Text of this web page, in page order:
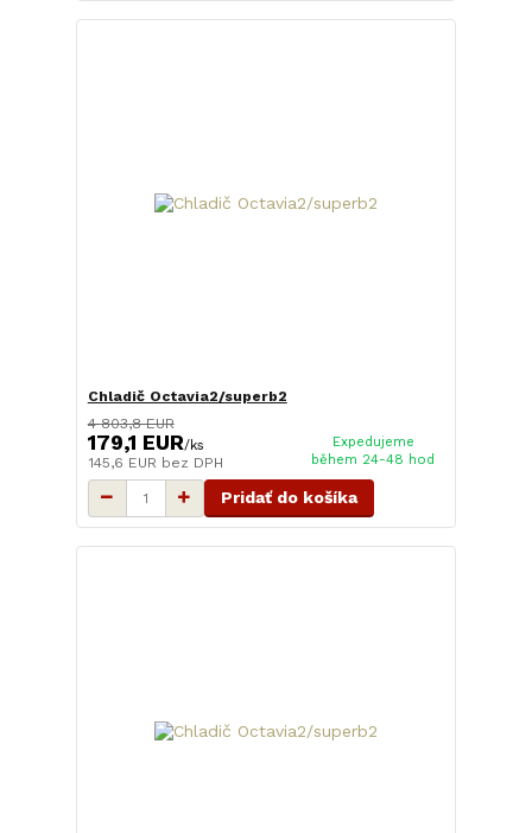
Chladič Octavia2/superb2
4 803,8 EUR
179,1 EUR/ks
145,6 EUR bez DPH
Expedujeme
během 24-48 hod
Pridať do košíka